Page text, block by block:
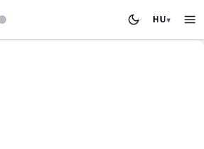
Viharjelző alapon HU▾